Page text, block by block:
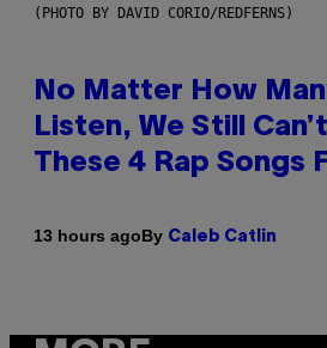
(PHOTO BY DAVID CORIO/REDFERNS)
No Matter How
Listen, We Still
These 4 Rap Songs
13 hours agoBy Caleb Catlin